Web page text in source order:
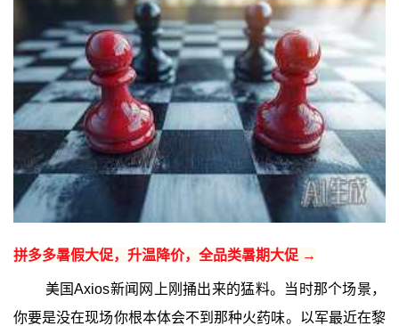
拼多多暑假大促，升温降价，全品类暑期大促 →
美国Axios新闻网上刚捅出来的猛料。当时那个场景，
你要是没在现场你根本体会不到那种火药味。以军最近在黎